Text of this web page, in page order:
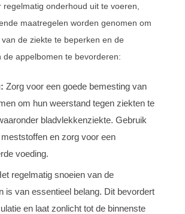
onderhoud uit te voeren,
maatregelen worden genomen om
de ziekte te beperken en de
de appelbomen te bevorderen:
Zorg voor een goede bemesting van
om hun weerstand tegen ziekten te
bladvlekkenziekte. Gebruik
en zorg voor een
voeding.
regelmatig snoeien van de
is van essentieel belang. Dit bevordert
en laat zonlicht tot de binnenste